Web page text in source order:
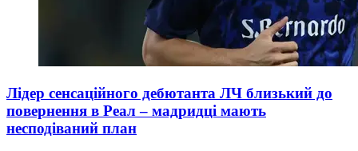
Лідер сенсаційного дебютанта ЛЧ близький до
повернення в Реал – мадридці мають
несподіваний план